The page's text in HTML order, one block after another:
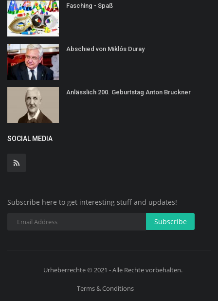
Fasching - Spaß
Abschied von Miklós Duray
Anlässlich 200. Geburtstag Anton Bruckner
SOCIAL MEDIA
Subscribe here to get interesting stuff and updates!
Subscribe
Urheberrechte © 2021 - Alle Rechte vorbehalten.
Terms & Conditions